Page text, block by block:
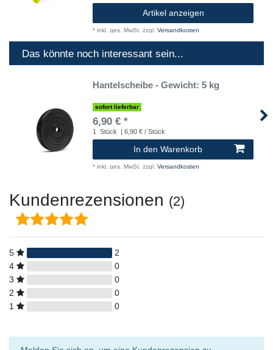
Artikel anzeigen
* inkl. ges. MwSt. zzgl. Versandkosten
Das könnte noch interessant sein...
Hantelscheibe - Gewicht: 5 kg
sofort lieferbar
6,90 € *
1 Stück | 6,90 € / Stück
In den Warenkorb
* inkl. ges. MwSt. zzgl. Versandkosten
Kundenrezensionen (2)
5
2
4
0
3
0
2
0
1
0